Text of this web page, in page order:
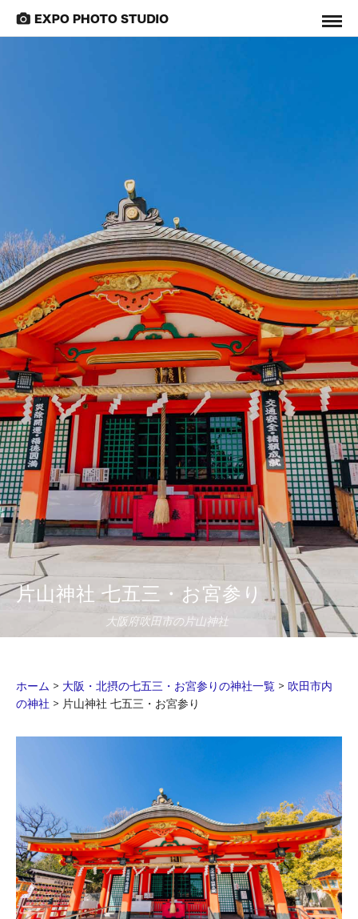
片山神社 七五三・お宮参り
大阪府吹田市の片山神社
ホーム > 大阪・北摂の七五三・お宮参りの神社一覧 > 吹田市内
の神社 > 片山神社 七五三・お宮参り